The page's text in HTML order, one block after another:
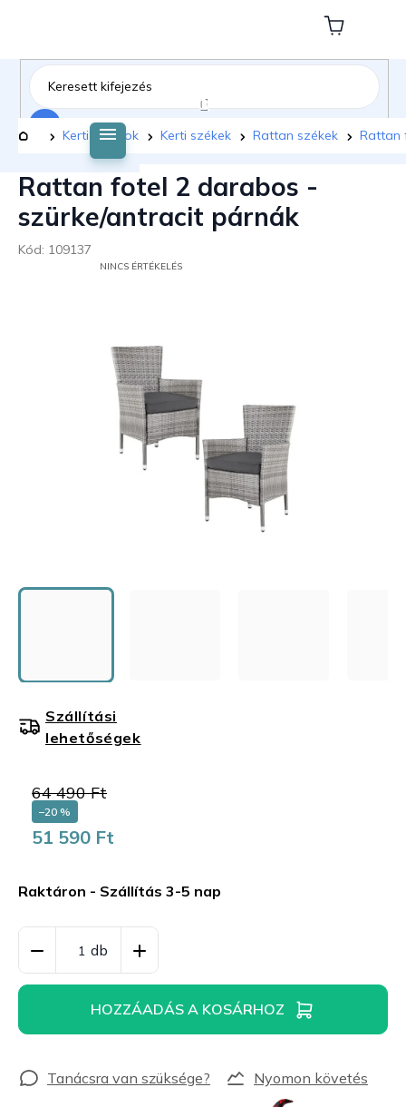
tartalomhoz
Kosár
Kezdőlap
Kerti bútorok Kerti székek Rattan székek Rattan
Rattan fotel 2 darabos -
szürke/antracit párnák
Kód: 109137
NINCS ÉRTÉKELÉS
64 490 Ft
–20 %
51 590 Ft
Raktáron - Szállítás 3-5 nap
Szállítási
lehetőségek
HOZZÁADÁS A KOSÁRHOZ
Nyomon követés